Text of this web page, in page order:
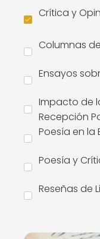
Crítica y
Columnas
Ensayos
Impacto de
Recepción
Poesía en la
Poesía y
Reseñas de